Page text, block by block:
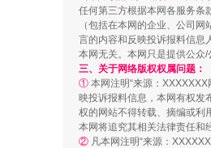
任何第三方根据本网各服务条
（包括在本网的企业、公司网
言的内容和反映投诉报料信息
本网无关。本网只是提供公众
三、关于网络版权权属问题：
① 本网注明“来源：
映投诉报料信息，本网有权发
权的网站不得转载、摘编或利
本网将追究其相关法律责任和
② 凡本网注明“来源：